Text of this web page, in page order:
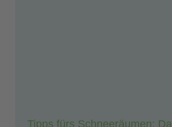
Tipps fürs Schneeräumen: